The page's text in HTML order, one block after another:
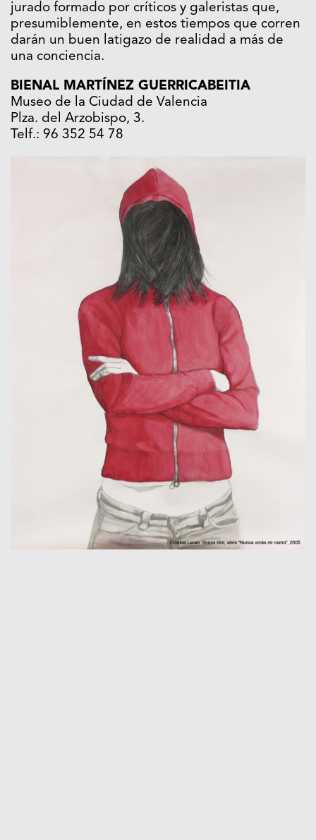
jurado formado por críticos y galeristas que,
presumiblemente, en estos tiempos que corren
darán un buen latigazo de realidad a más de
una conciencia.
BIENAL MARTÍNEZ GUERRICABEITIA
Museo de la Ciudad de Valencia
Plza. del Arzobispo, 3.
Telf.: 96 352 54 78